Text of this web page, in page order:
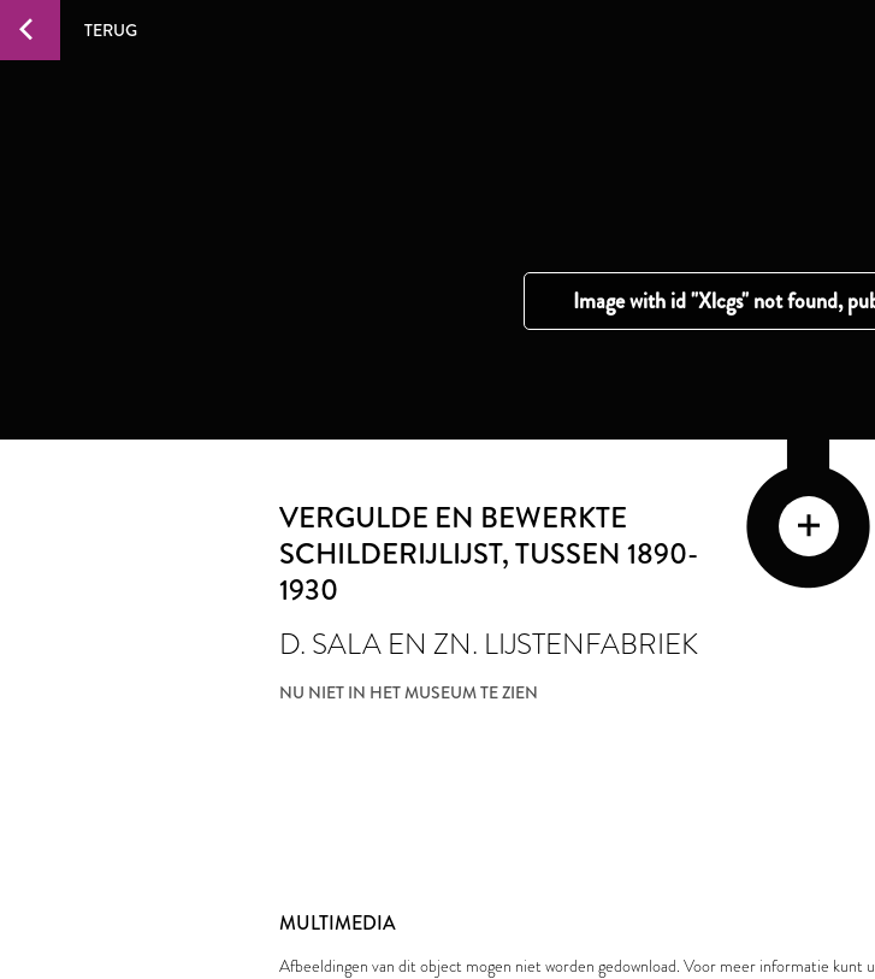
TERUG
VERGULDE EN BEWERKTE
SCHILDERIJLIJST, TUSSEN 1890-
1930
D. SALA EN ZN. LIJSTENFABRIEK
NU NIET IN HET MUSEUM TE ZIEN
MULTIMEDIA
Afbeeldingen van dit object mogen niet worden gedownload. Voor meer informatie kunt u